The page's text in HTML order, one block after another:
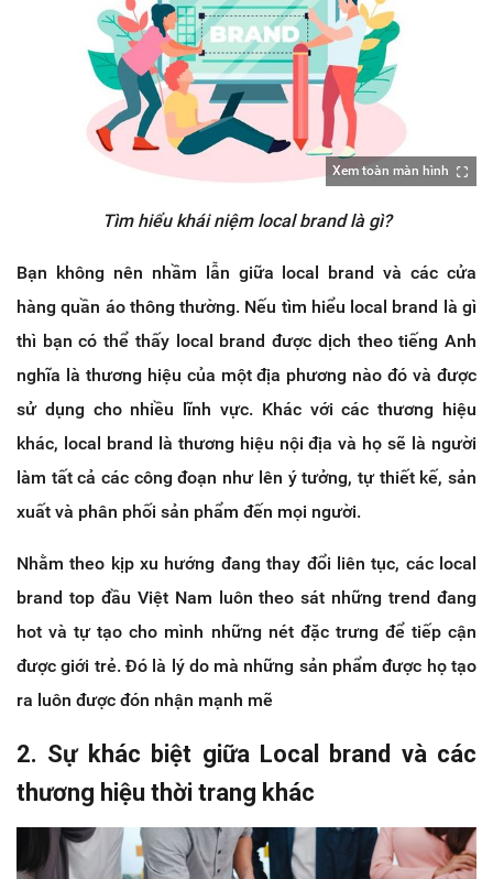
Xem toàn màn hình
Tìm hiểu khái niệm local brand là gì?
Bạn không nên nhầm lẫn giữa local brand và các cửa
hàng quần áo thông thường. Nếu tìm hiểu local brand là gì
thì bạn có thể thấy local brand được dịch theo tiếng Anh
nghĩa là thương hiệu của một địa phương nào đó và được
sử dụng cho nhiều lĩnh vực. Khác với các thương hiệu
khác, local brand là thương hiệu nội địa và họ sẽ là người
làm tất cả các công đoạn như lên ý tưởng, tự thiết kế, sản
xuất và phân phối sản phẩm đến mọi người.
Nhằm theo kịp xu hướng đang thay đổi liên tục, các local
brand top đầu Việt Nam luôn theo sát những trend đang
hot và tự tạo cho mình những nét đặc trưng để tiếp cận
được giới trẻ. Đó là lý do mà những sản phẩm được họ tạo
ra luôn được đón nhận mạnh mẽ
2. Sự khác biệt giữa Local brand và các
thương hiệu thời trang khác